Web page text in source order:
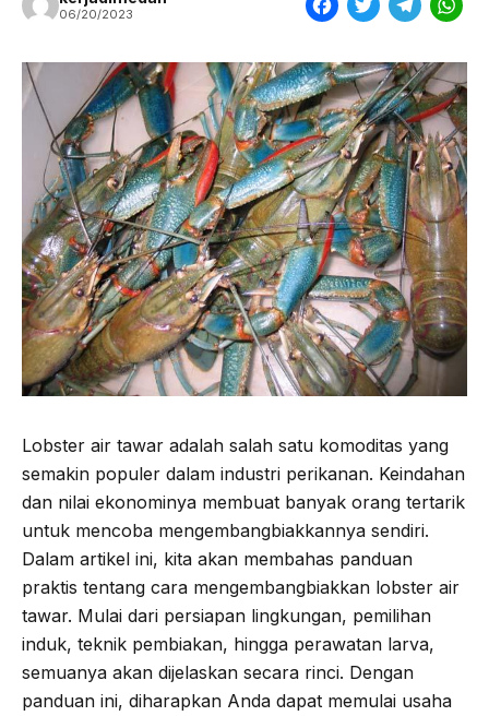
06/20/2023
F
c
e
b
o
o
k
T
i
t
t
e
r
T
l
e
g
r
a
m
W
a
t
s
A
p
p
Lobster air tawar adalah salah satu komoditas yang
semakin populer dalam industri perikanan. Keindahan
dan nilai ekonominya membuat banyak orang tertarik
untuk mencoba mengembangbiakkannya sendiri.
Dalam artikel ini, kita akan membahas panduan
praktis tentang cara mengembangbiakkan lobster air
tawar. Mulai dari persiapan lingkungan, pemilihan
induk, teknik pembiakan, hingga perawatan larva,
semuanya akan dijelaskan secara rinci. Dengan
panduan ini, diharapkan Anda dapat memulai usaha